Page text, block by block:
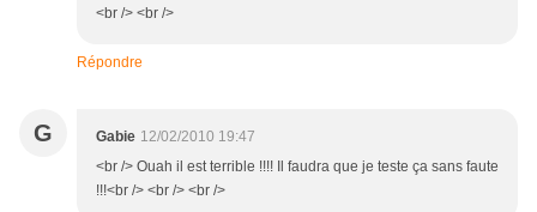
<br /> <br />
Répondre
G Gabie 12/02/2010 19:47
<br /> Ouah il est terrible !!!! Il faudra que je teste ça sans faute
!!!<br /> <br /> <br />